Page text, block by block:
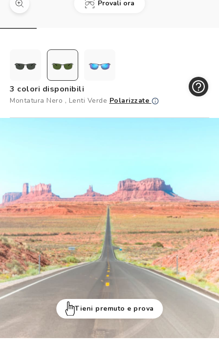
Prenota un test della vista gratuito
Controllo visivo
Carta fedeltà
Provali ora
3 colori disponibili
Montatura Nero , Lenti Verde Polarizzate
Tieni premuto e prova